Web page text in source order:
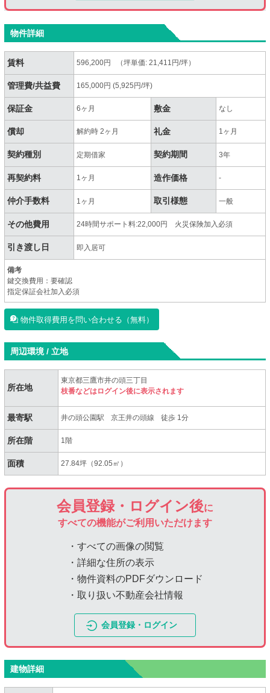
物件詳細
賃料 596,200円 （坪単価: 21,411円/坪）
管理費/共益費 165,000円 (5,925円/坪)
保証金 6ヶ月 敷金 なし
償却 解約時 2ヶ月 礼金 1ヶ月
契約種別 定期借家 契約期間 3年
再契約料 1ヶ月 造作価格 -
仲介手数料 1ヶ月 取引様態 一般
その他費用 24時間サポート料:22,000円 火災保険加入必須
引き渡し日 即入居可
備考
鍵交換費用：要確認
指定保証会社加入必須
物件取得費用を問い合わせる（無料）
周辺環境 / 立地
所在地
東京都三鷹市井の頭三丁目
枝番などはログイン後に表示されます
最寄駅 井の頭公園駅 京王井の頭線 徒歩 1分
所在階 1階
面積 27.84坪（92.05㎡）
会員登録・ログイン後に
すべての機能がご利用いただけます
・すべての画像の閲覧
・詳細な住所の表示
・物件資料のPDFダウンロード
・取り扱い不動産会社情報
会員登録・ログイン
建物詳細